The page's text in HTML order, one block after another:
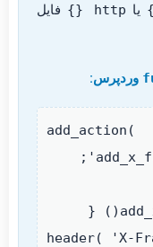
http {}
فایل
header(